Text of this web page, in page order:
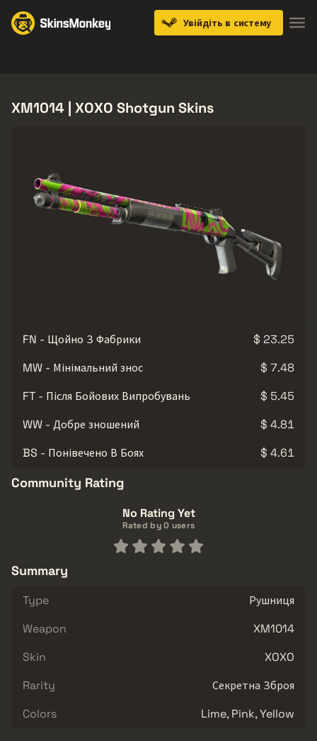
Увійдіть в систему
XM1014 | XOXO Shotgun Skins
FN - Щойно З Фабрики
$ 23.25
MW - Мінімальний знос
$ 7.48
FT - Після Бойових Випробувань
$ 5.45
WW - Добре зношений
$ 4.81
BS - Понівечено В Боях
$ 4.61
Community Rating
No Rating Yet
Rated by 0 users
Summary
Type
Рушниця
Weapon
XM1014
Skin
XOXO
Rarity
Секретна Зброя
Colors
Lime, Pink, Yellow